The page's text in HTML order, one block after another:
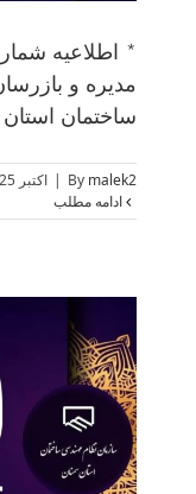
مدیره و
ساختمان
By malek2
| اکتبر 8th, 2025
ادامه مطلب